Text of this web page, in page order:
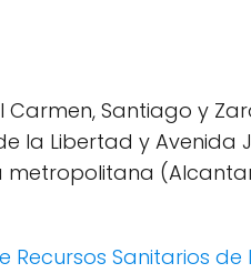
Santiago y
la Libertad y Avenida
Recursos Sanitarios de